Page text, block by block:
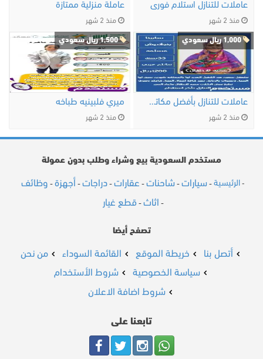
عاملات للتنازل استلام فورى
منذ 2 شهر
عاملة منزلية ممتازة
منذ 2 شهر
عاملات للتنازل بأفضل مكاتب الرياض
منذ 2 شهر
1,500 ريال سعودي
ميري فلبينيه طباخه
منذ 2 شهر
مستخدم السعودية بيع وشراء وطلب بدون عمولة
- الرئيسية - سيارات - شاحنات - عقارات - دراجات - أجهزة - وظائف
- اثاث -قطع غيار
تصفح أيضا
أتصل بنا خريطة الموقع القائمة السوداء
من نحن
سياسة الخصوصية
شروط الأستخدام
شروط اضافة الاعلان
تابعنا على